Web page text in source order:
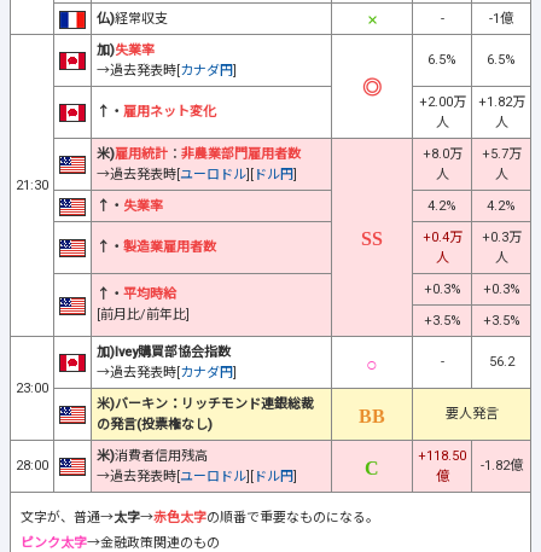
仏)経常収支 - -1億
21:30
加)失業率
→過去発表時[カナダ円]
6.5% 6.5%
↑・ 雇用ネット変化
+2.00万
人
+1.82万
人
米)雇用統計 ： 非農業部門雇用者数
→過去発表時[ユーロドル][ ドル円]
+8.0万
人
+5.7万
人
↑・ 失業率 4.2% 4.2%
↑・ 製造業雇用者数
+0.4万
人
+0.3万
人
↑・ 平均時給
[前月比/前年比]
+0.3%
+0.3%
+3.5%
+3.5%
23:00
加)Ivey購買部協会指数
→過去発表時[カナダ円]
- 56.2
米)バーキン：リッチモンド連銀総裁
の発言(投票権なし)
要人発言
28:00
米)消費者信用残高
→過去発表時[ユーロドル][ ドル円]
+118.50
億
-1.82億
文字が、普通→太字→赤色太字の順番で重要なものになる。
ピンク太字→金融政策関連のもの